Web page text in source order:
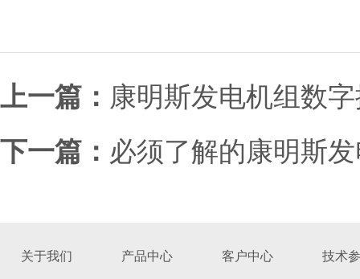
上一篇： 康明斯发电机组数
下一篇： 必须了解的康明斯
关于我们 产品中心 客户中心 技术